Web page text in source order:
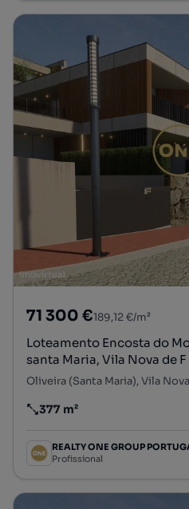
71 300 €189,12 €/m²
Loteamento Encosta do
santa Maria, Vila Nova de F
Oliveira (Santa Maria), Vila
Preço por metro quadrado
377 m²
REALTY ONE GROUP
Profissional